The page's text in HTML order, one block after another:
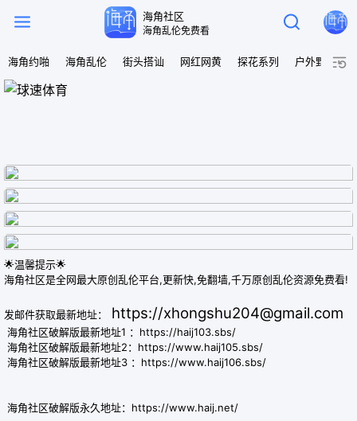
 海角社区
海角乱伦免费看 
海角约啪 海角乱伦 街头搭讪 网红网黄 探花系列 户外野战
🌟温馨提示🌟
海角社区是全网最大原创乱伦平台,更新快,免翻墙,千万原创乱伦资源免费看!
发邮件获取最新地址： https://xhongshu204@gmail.com
海角社区破解版最新地址1 ： https://haij103.sbs/
海角社区破解版最新地址2： https://www.haij105.sbs/
海角社区破解版最新地址3 ： https://www.haij106.sbs/
海角社区破解版永久地址： https://www.haij.net/